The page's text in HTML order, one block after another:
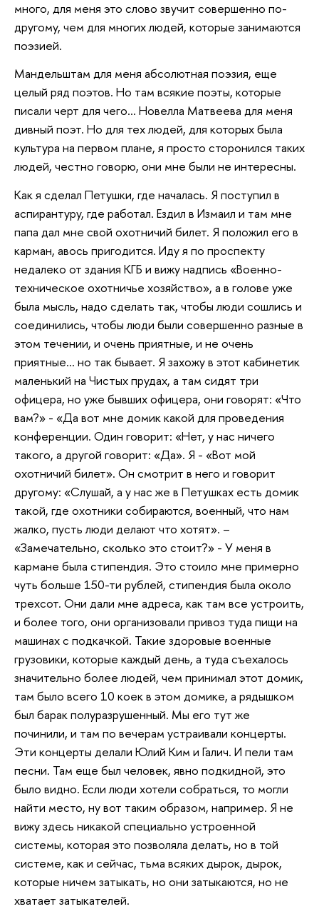
много, для меня это слово звучит совершенно по-
другому, чем для многих людей, которые занимаются
поэзией.
Мандельштам для меня абсолютная поэзия, еще
целый ряд поэтов. Но там всякие поэты, которые
писали черт для чего… Новелла Матвеева для меня
дивный поэт. Но для тех людей, для которых была
культура на первом плане, я просто сторонился таких
людей, честно говорю, они мне были не интересны.
Как я сделал Петушки, где началась. Я поступил в
аспирантуру, где работал. Ездил в Измаил и там мне
папа дал мне свой охотничий билет. Я положил его в
карман, авось пригодится. Иду я по проспекту
недалеко от здания КГБ и вижу надпись «Военно-
техническое охотничье хозяйство», а в голове уже
была мысль, надо сделать так, чтобы люди сошлись и
соединились, чтобы люди были совершенно разные в
этом течении, и очень приятные, и не очень
приятные… но так бывает. Я захожу в этот кабинетик
маленький на Чистых прудах, а там сидят три
офицера, но уже бывших офицера, они говорят: «Что
вам?» - «Да вот мне домик какой для проведения
конференции. Один говорит: «Нет, у нас ничего
такого, а другой говорит: «Да». Я - «Вот мой
охотничий билет». Он смотрит в него и говорит
другому: «Слушай, а у нас же в Петушках есть домик
такой, где охотники собираются, военный, что нам
жалко, пусть люди делают что хотят». –
«Замечательно, сколько это стоит?» - У меня в
кармане была стипендия. Это стоило мне примерно
чуть больше 150-ти рублей, стипендия была около
трехсот. Они дали мне адреса, как там все устроить,
и более того, они организовали привоз туда пищи на
машинах с подкачкой. Такие здоровые военные
грузовики, которые каждый день, а туда съехалось
значительно более людей, чем принимал этот домик,
там было всего 10 коек в этом домике, а рядышком
был барак полуразрушенный. Мы его тут же
починили, и там по вечерам устраивали концерты.
Эти концерты делали Юлий Ким и Галич. И пели там
песни. Там еще был человек, явно подкидной, это
было видно. Если люди хотели собраться, то могли
найти место, ну вот таким образом, например. Я не
вижу здесь никакой специально устроенной
системы, которая это позволяла делать, но в той
системе, как и сейчас, тьма всяких дырок, дырок,
которые ничем затыкать, но они затыкаются, но не
хватает затыкателей.